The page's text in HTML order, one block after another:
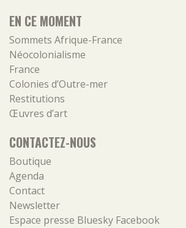
EN CE MOMENT
Sommets Afrique-France
Néocolonialisme
France
Colonies d’Outre-mer
Restitutions
Œuvres d’art
CONTACTEZ-NOUS
Boutique
Agenda
Contact
Newsletter
Espace presse Bluesky Facebook